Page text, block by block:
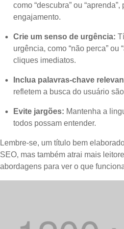
como “descubra” ou
engajamento.
Crie um senso de urgência:
urgência, como “não perca” ou
cliques imediatos.
Inclua palavras-chave
refletem a busca do usuário
Evite jargões: Mantenha a
todos possam entender.
Lembre-se, um título bem
SEO, mas também atrai mais
abordagens para ver o que